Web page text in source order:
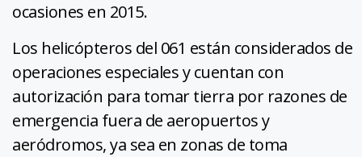
ocasiones en 2015.
Los helicópteros del 061 están considerados de
operaciones especiales y cuentan con
autorización para tomar tierra por razones de
emergencia fuera de aeropuertos y
aeródromos, ya sea en zonas de toma